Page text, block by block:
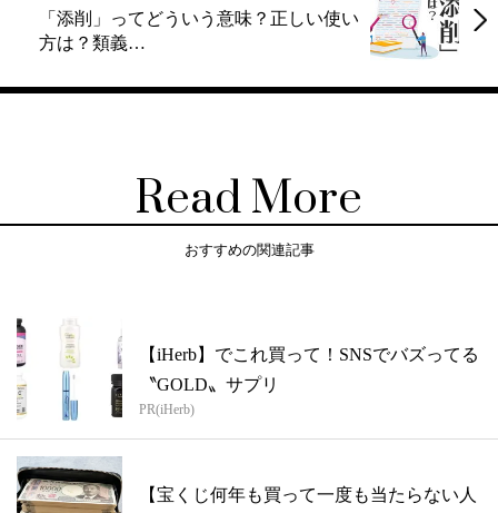
「添削」ってどういう意味？正しい使い
方は？類義…
Read More
おすすめの関連記事
【iHerb】でこれ買って！SNSでバズってる
〝GOLD〟サプリ
PR(iHerb)
【宝くじ何年も買って一度も当たらない人